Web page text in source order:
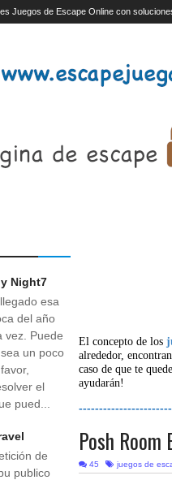
Juegos de Escape Online con
El concepto de los
alrededor,
caso de que te
ayudarán!
Posh Room
45 juegos de
Night7
esa
del año
vez. Puede
un poco
el
pued...
de
publico